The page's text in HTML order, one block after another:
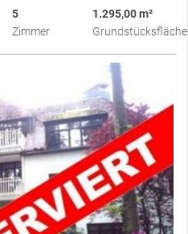
5
Zimmer
1.295,00 m²
Grundstücksfläche